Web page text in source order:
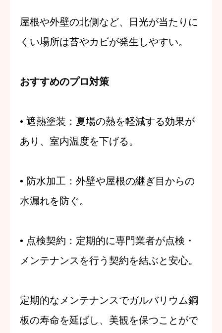
屋根や外壁の北側など、日光が当たりに
くい場所は苔やカビが発生しやすい。
おすすめのプロ対策
• 遮熱塗装 ：夏場の熱を軽減する効果が
あり、室内温度を下げる。
• 防水加工 ：外壁や屋根の継ぎ目からの
水漏れを防ぐ。
• 点検契約 ：定期的に専門業者が点検・
メンテナンスを行う契約を結ぶと安心。
定期的なメンテナンスでガルバリウム鋼
板の寿命を延ばし、美観を保つことがで